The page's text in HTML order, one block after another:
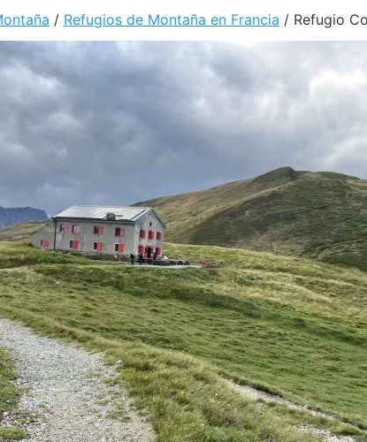
/ Refugios de Montaña en Francia / Refugio